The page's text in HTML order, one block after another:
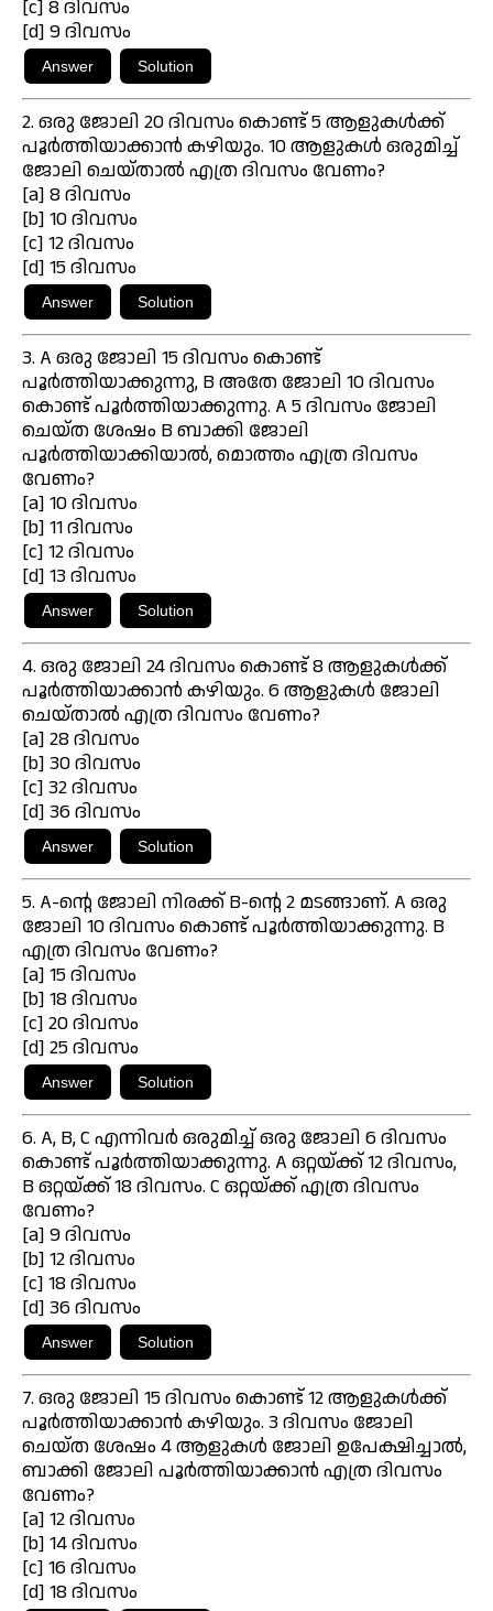
[c] 8 ദിവസം
[d] 9 ദിവസം
2. ഒരു ജോലി 20 ദിവസം കൊണ്ട് 5 ആളുകൾക്ക്
പൂർത്തിയാക്കാൻ കഴിയും. 10 ആളുകൾ ഒരുമിച്ച്
ജോലി ചെയ്താൽ എത്ര ദിവസം വേണം?
[a] 8 ദിവസം
[b] 10 ദിവസം
[c] 12 ദിവസം
[d] 15 ദിവസം
3. A ഒരു ജോലി 15 ദിവസം കൊണ്ട്
പൂർത്തിയാക്കുന്നു, B അതേ ജോലി 10 ദിവസം
കൊണ്ട് പൂർത്തിയാക്കുന്നു. A 5 ദിവസം ജോലി
ചെയ്ത ശേഷം B ബാക്കി ജോലി
പൂർത്തിയാക്കിയാൽ, മൊത്തം എത്ര ദിവസം
വേണം?
[a] 10 ദിവസം
[b] 11 ദിവസം
[c] 12 ദിവസം
[d] 13 ദിവസം
4. ഒരു ജോലി 24 ദിവസം കൊണ്ട് 8 ആളുകൾക്ക്
പൂർത്തിയാക്കാൻ കഴിയും. 6 ആളുകൾ ജോലി
ചെയ്താൽ എത്ര ദിവസം വേണം?
[a] 28 ദിവസം
[b] 30 ദിവസം
[c] 32 ദിവസം
[d] 36 ദിവസം
5. A-ന്റെ ജോലി നിരക്ക് B-ന്റെ 2 മടങ്ങാണ്. A ഒരു
ജോലി 10 ദിവസം കൊണ്ട് പൂർത്തിയാക്കുന്നു. B
എത്ര ദിവസം വേണം?
[a] 15 ദിവസം
[b] 18 ദിവസം
[c] 20 ദിവസം
[d] 25 ദിവസം
6. A, B, C എന്നിവർ ഒരുമിച്ച് ഒരു ജോലി 6 ദിവസം
കൊണ്ട് പൂർത്തിയാക്കുന്നു. A ഒറ്റയ്ക്ക് 12 ദിവസം,
B ഒറ്റയ്ക്ക് 18 ദിവസം. C ഒറ്റയ്ക്ക് എത്ര ദിവസം
വേണം?
[a] 9 ദിവസം
[b] 12 ദിവസം
[c] 18 ദിവസം
[d] 36 ദിവസം
7. ഒരു ജോലി 15 ദിവസം കൊണ്ട് 12 ആളുകൾക്ക്
പൂർത്തിയാക്കാൻ കഴിയും. 3 ദിവസം ജോലി
ചെയ്ത ശേഷം 4 ആളുകൾ ജോലി ഉപേക്ഷിച്ചാൽ,
ബാക്കി ജോലി പൂർത്തിയാക്കാൻ എത്ര ദിവസം
വേണം?
[a] 12 ദിവസം
[b] 14 ദിവസം
[c] 16 ദിവസം
[d] 18 ദിവസം